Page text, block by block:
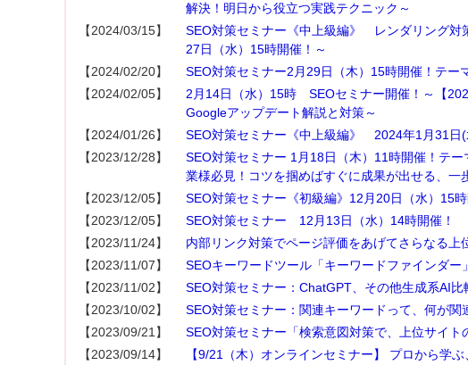
解決！明日から役立つ実践テクニック～
【2024/03/15】
SEO対策セミナー《中上級編》 レンダリング対
27日（水）15時開催！～
【2024/02/20】
SEO対策セミナー2月29日（木）15時開催！テー
【2024/02/05】
2月14日（水）15時 SEOセミナー開催！～【
Googleアップデート解説と対策～
【2024/01/26】
SEO対策セミナー《中上級編》 2024年1月31日(
【2023/12/28】
SEO対策セミナー 1月18日（木）11時開催！テ
業様必見！コツを掴めばすぐに成果が出せる、一
【2023/12/05】
SEO対策セミナー《初級編》12月20日（水）15時
【2023/12/05】
SEO対策セミナー 12月13日（水）14時開催！
【2023/11/24】
内部リンク対策でページ評価をあげてさらなる上
【2023/11/07】
SEOキーワードツール「キーワードファインダー
【2023/11/02】
SEO対策セミナー：ChatGPT、その他生成系AI
【2023/10/02】
SEO対策セミナー：関連キーワードって、何が関
【2023/09/21】
SEO対策セミナー「検索意図対策で、上位サイト
【2023/09/14】
【9/21（木）オンラインセミナー】 プロから学